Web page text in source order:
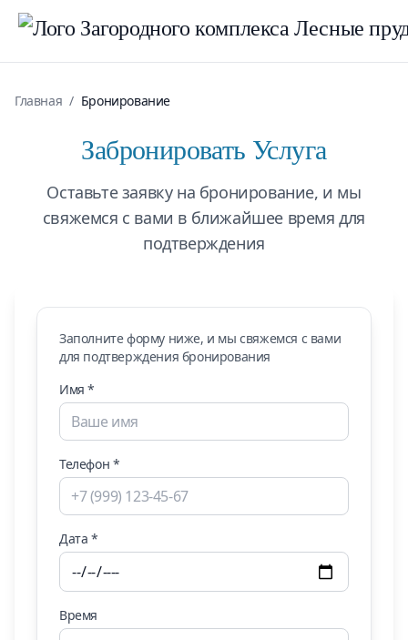
Главная / Бронирование
Забронировать Услуга
Оставьте заявку на бронирование, и мы
свяжемся с вами в ближайшее время для
подтверждения
Заполните форму ниже, и мы свяжемся с вами
для подтверждения бронирования
Имя *
Телефон *
Дата *
Время